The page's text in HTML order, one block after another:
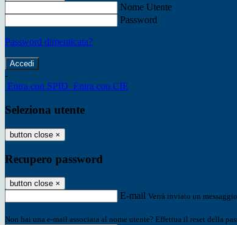
Nome Utente
Password
Password dimenticata?
-
Entra con SPID Entra con CIE
Seleziona utente
button close ×
Recupero password
button close ×
E-mail Verrà inviato un
Non hai una e-mail associata al nome utente? Effettua il reset della